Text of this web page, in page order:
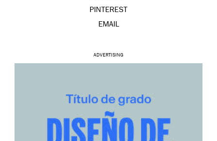
PINTEREST
EMAIL
ADVERTISING